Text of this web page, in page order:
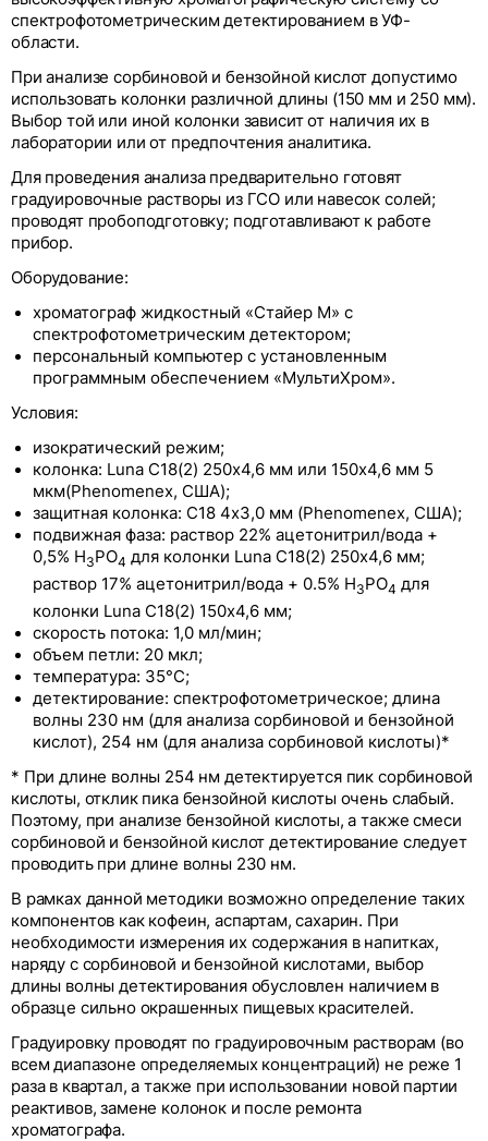
спектрофотометрическим детектированием в УФ-
области.
При анализе сорбиновой и бензойной кислот допустимо
использовать колонки различной длины (150 мм и 250 мм).
Выбор той или иной колонки зависит от наличия их в
лаборатории или от предпочтения аналитика.
Для проведения анализа предварительно готовят
градуировочные растворы из ГСО или навесок солей;
проводят пробоподготовку; подготавливают к работе
прибор.
Оборудование:
хроматограф жидкостный «Стайер М» с
спектрофотометрическим детектором;
персональный компьютер с установленным
программным обеспечением «МультиХром».
Условия:
изократический режим;
колонка: Luna С18(2) 250х4,6 мм или 150х4,6 мм 5
мкм(Phenomenex, США);
защитная колонка: С18 4x3,0 мм (Phenomenex, США);
подвижная фаза: раствор 22% ацетонитрил/вода +
0,5% H3PO4 для колонки Luna С18(2) 250х4,6 мм;
раствор 17% ацетонитрил/вода + 0.5% H3PO4 для
колонки Luna С18(2) 150х4,6 мм;
скорость потока: 1,0 мл/мин;
объем петли: 20 мкл;
температура: 35°С;
детектирование: спектрофотометрическое; длина
волны 230 нм (для анализа сорбиновой и бензойной
кислот), 254 нм (для анализа сорбиновой кислоты)*
* При длине волны 254 нм детектируется пик сорбиновой
кислоты, отклик пика бензойной кислоты очень слабый.
Поэтому, при анализе бензойной кислоты, а также смеси
сорбиновой и бензойной кислот детектирование следует
проводить при длине волны 230 нм.
В рамках данной методики возможно определение таких
компонентов как кофеин, аспартам, сахарин. При
необходимости измерения их содержания в напитках,
наряду с сорбиновой и бензойной кислотами, выбор
длины волны детектирования обусловлен наличием в
образце сильно окрашенных пищевых красителей.
Градуировку проводят по градуировочным растворам (во
всем диапазоне определяемых концентраций) не реже 1
раза в квартал, а также при использовании новой партии
реактивов, замене колонок и после ремонта
хроматографа.